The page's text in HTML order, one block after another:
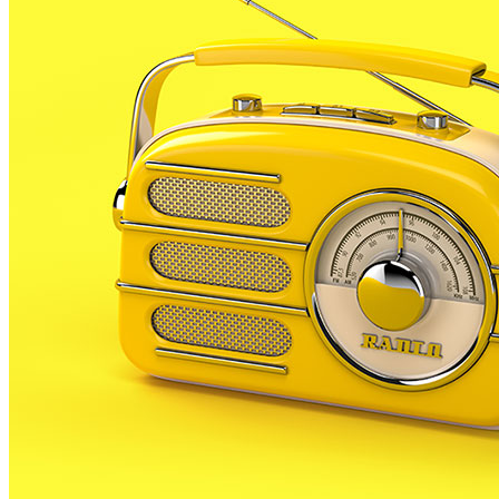
L’Ajuntament de Malgrat de Mar va presentar ahir un
projecte pioner a tot Europa que busca facilitar
l’accés al transport públic de les persones amb
mobilitat reduïda.
Concretament, és un sistema d’aparcament que s’ha
instal·lat al pàrquing de l’estació de Rodalies que,
mitjançant uns sensors intel·ligents, monitoritza les
places reservades per aquest col·lectiu. D’aquesta
manera, a través d’una app, les persones amb
mobilitat reduïda que han d’utilitzar el transport
públic i aparcar a l’estació, poden consultar la